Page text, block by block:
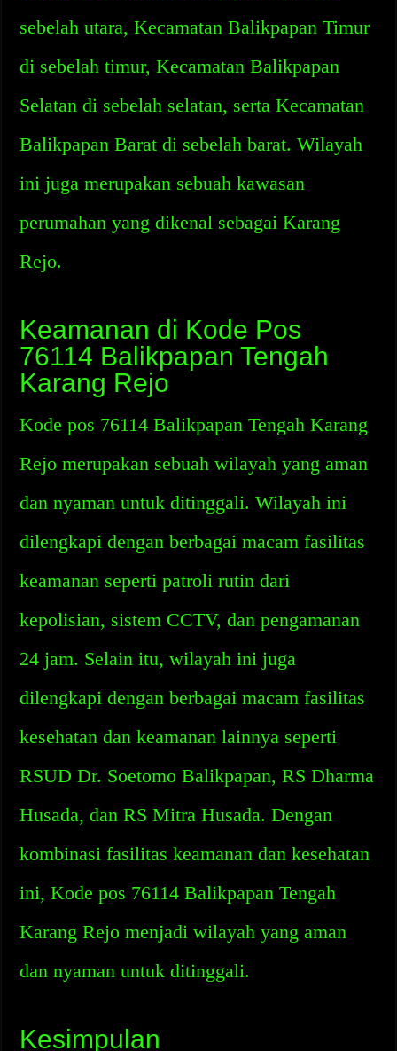
sebelah utara, Kecamatan Balikpapan Timur
di sebelah timur, Kecamatan Balikpapan
Selatan di sebelah selatan, serta Kecamatan
Balikpapan Barat di sebelah barat. Wilayah
ini juga merupakan sebuah kawasan
perumahan yang dikenal sebagai Karang
Rejo.
Keamanan di Kode Pos
76114 Balikpapan Tengah
Karang Rejo
Kode pos 76114 Balikpapan Tengah Karang
Rejo merupakan sebuah wilayah yang aman
dan nyaman untuk ditinggali. Wilayah ini
dilengkapi dengan berbagai macam fasilitas
keamanan seperti patroli rutin dari
kepolisian, sistem CCTV, dan pengamanan
24 jam. Selain itu, wilayah ini juga
dilengkapi dengan berbagai macam fasilitas
kesehatan dan keamanan lainnya seperti
RSUD Dr. Soetomo Balikpapan, RS Dharma
Husada, dan RS Mitra Husada. Dengan
kombinasi fasilitas keamanan dan kesehatan
ini, Kode pos 76114 Balikpapan Tengah
Karang Rejo menjadi wilayah yang aman
dan nyaman untuk ditinggali.
Kesimpulan